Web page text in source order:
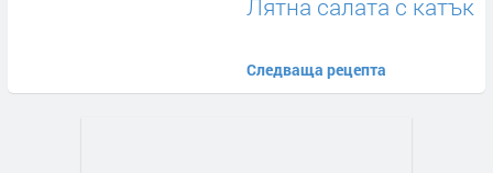
Следваща рецепта